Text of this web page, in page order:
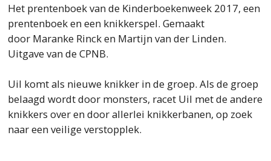
Het prentenboek van de Kinderboekenweek 2017, een
prentenboek en een knikkerspel. Gemaakt
door Maranke Rinck en Martijn van der Linden.
Uitgave van de CPNB.
Uil komt als nieuwe knikker in de groep. Als de groep
belaagd wordt door monsters, racet Uil met de andere
knikkers over en door allerlei knikkerbanen, op zoek
naar een veilige verstopplek.